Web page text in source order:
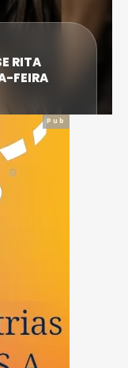
RITA
FEIRA
Pub